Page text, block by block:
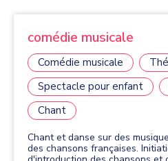
comédie musicale
Comédie musicale
Spectacle pour enfant
Chant
Chant et danse sur des
des chansons françaises.